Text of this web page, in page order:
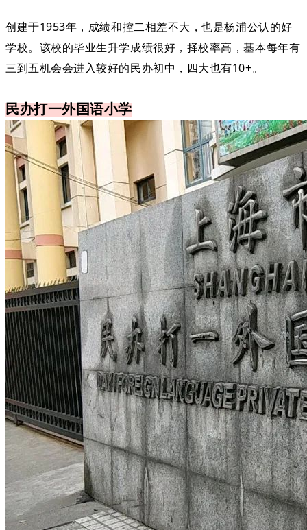
创建于1953年，成绩和控二相差不大，也是杨浦公认的好
学校。该校的毕业生升学成绩很好，择校率高，基本每年有
三到五机会会进入较好的民办初中，四大也有10+。
民办打一外国语小学